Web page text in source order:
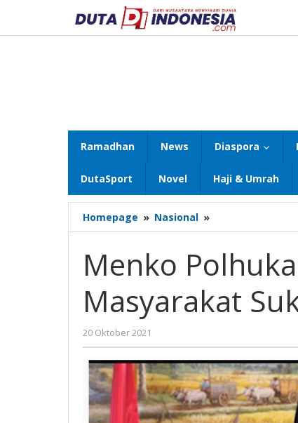
konten
Ramadhan News Diaspora
DutaSport Novel Haji & Umrah
Homepage » Nasional »
Polhukam
MD
Ajak
Masyarakat
Sukseskan
Jatim
Menko
Masyarakat
20 Oktober 2021
Gatot
Susanto